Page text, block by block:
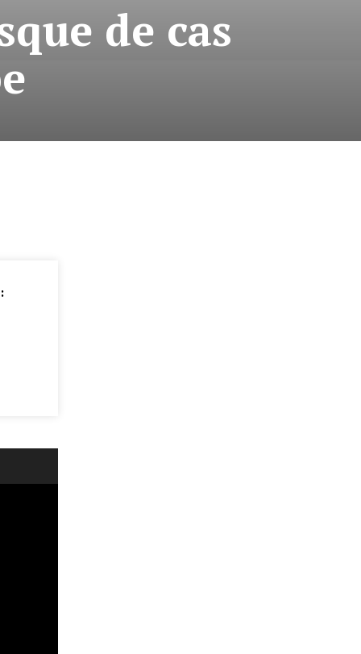
de cas